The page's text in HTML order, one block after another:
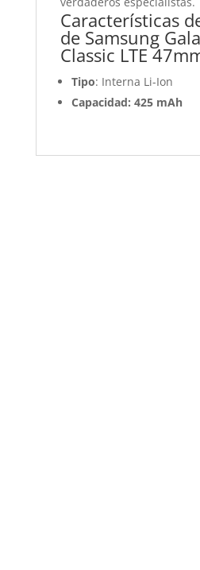
Características
de Samsung
Classic LTE
Tipo: Interna Li-Ion
Capacidad: 425 mAh